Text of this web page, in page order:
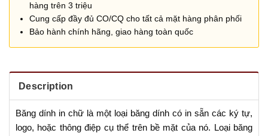
hàng trên 3 triệu
Cung cấp đầy đủ CO/CQ cho tất cả mặt hàng phân phối
Bảo hành chính hãng, giao hàng toàn quốc
Description
Băng dính in chữ là một loại băng dính có in sẵn các ký tự,
logo, hoặc thông điệp cụ thể trên bề mặt của nó. Loại băng